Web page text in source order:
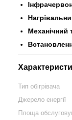
Механічний
Тип обігрівача
Джерело енергії
Площа